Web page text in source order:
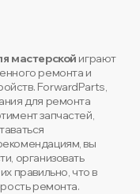
мастерской играют
ремонта и
ForwardParts,
для ремонта
запчастей,
вы
организовать
правильно, что в
ремонта.